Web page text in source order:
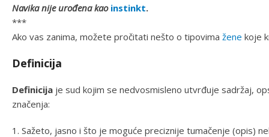
Navika nije urođena kao instinkt.
***
Ako vas zanima, možete pročitati nešto o tipovima žene koje
Definicija
Definicija je sud kojim se nedvosmisleno utvrđuje sadržaj,
značenja:
1. Sažeto, jasno i što je moguće preciznije tumačenje (opis)